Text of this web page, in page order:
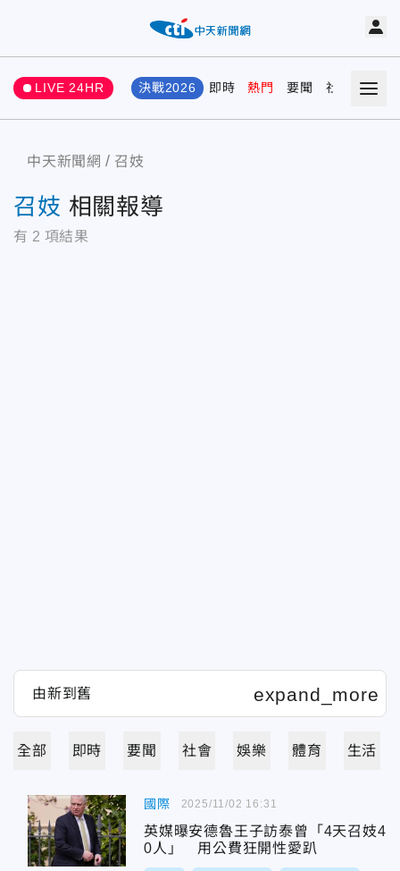
LIVE 24HR 決戰2026 即時 熱門 要聞 社會 娛樂
中天新聞網 召妓
召妓 相關報導
有 2 項結果
全部 即時 要聞 社會 娛樂 體育 生活
國際
英媒曝安德魯王子訪泰曾「4天召妓4
0人」 用公費狂開性愛趴
2025/11/02 16:31